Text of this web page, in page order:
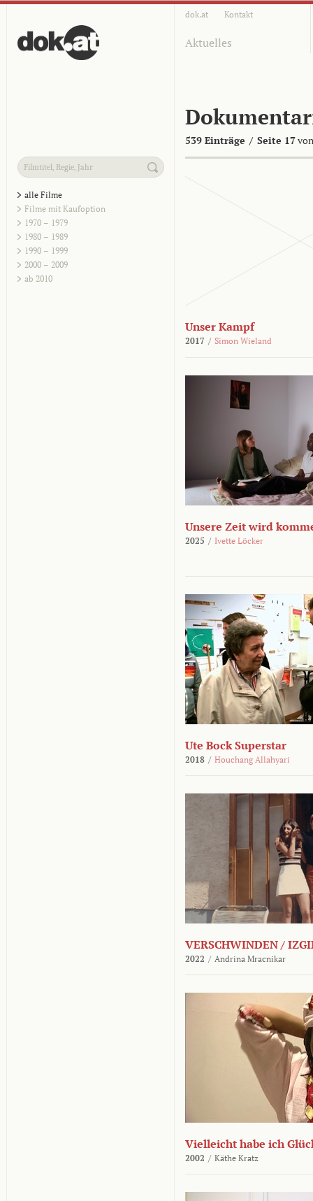
dok.at Kontakt
Aktuelles
539 Einträge / Seite 17
alle Filme
Filme mit Kaufoption
1970 – 1979
1980 – 1989
1990 – 1999
2000 – 2009
ab 2010
Unser Kampf
2017 / Simon Wieland
Unsere Zeit wird
2025 / Ivette Löcker
Ute Bock Superstar
2018 / Houchang Allahyari
VERSCHWINDEN /
2022 / Andrina Mracnikar
Vielleicht habe ich
2002 / Käthe Kratz